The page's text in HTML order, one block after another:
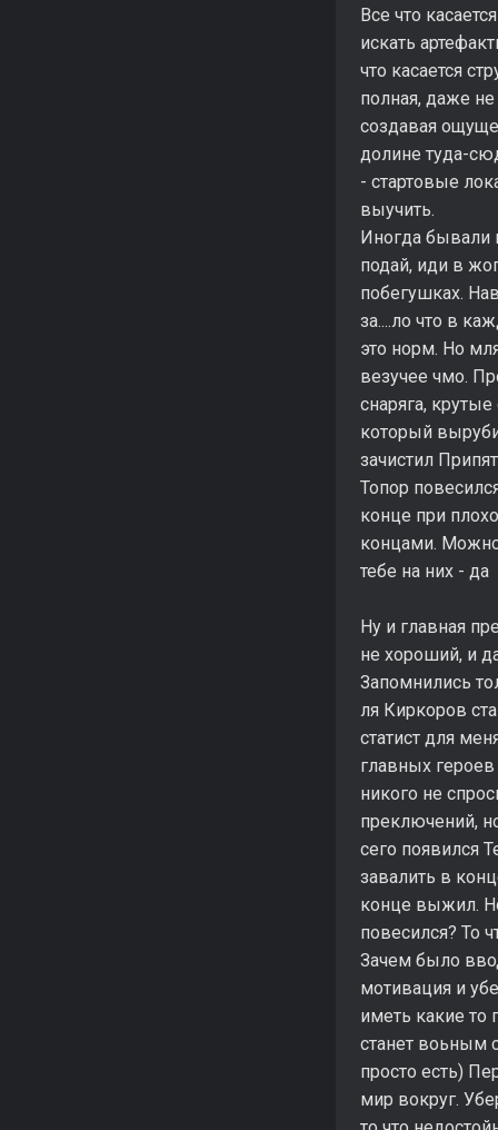
Все что
искать
что касается
полная, даже
создавая
долине туда-
- стартовые
выучить.
Иногда бывали
подай, иди в
побегушках.
за....ло что в
это норм. Но
везучее чмо.
снаряга,
который
зачистил
Топор
конце при
концами.
тебе на них - да
Ну и главная
не хороший, и
Запомнились
ля Киркоров
статист для
главных
никого не
преключений,
сего появился
завалить в
конце выжил.
повесился? То
Зачем было
мотивация и
иметь какие то
станет воьным
просто есть)
мир вокруг.